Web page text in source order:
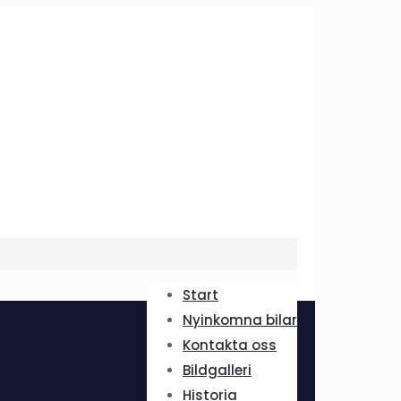
Start
Nyinkomna bilar
Kontakta oss
Bildgalleri
Historia